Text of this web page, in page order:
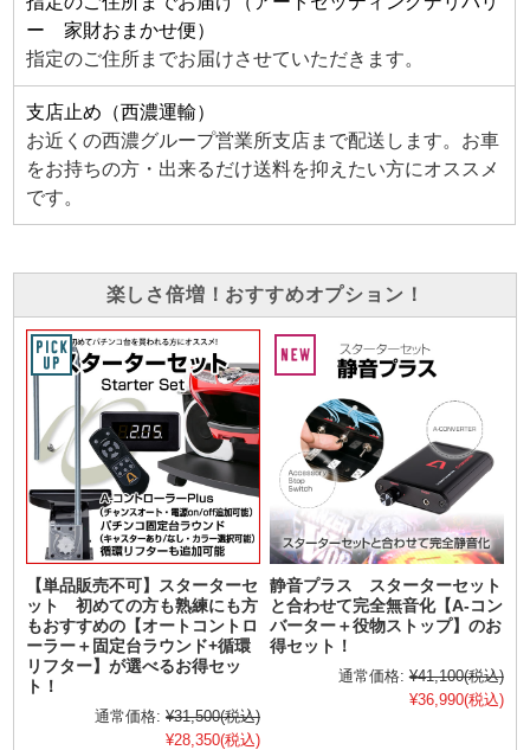
ー 家財おまかせ便）
指定のご住所までお届けさせていただきます。
支店止め（西濃運輸）
お近くの西濃グループ営業所支店まで配送します。お車
をお持ちの方・出来るだけ送料を抑えたい方にオススメ
です。
楽しさ倍増！おすすめオプション！
【単品販売不可】スターターセ
ット 初めての方も熟練にも方
もおすすめの【オートコントロ
ーラー＋固定台ラウンド+循環
リフター】が選べるお得セッ
ト！
通常価格: ¥31,500(税込)
¥28,350(税込)
静音プラス スターターセット
と合わせて完全無音化【A-コン
バーター＋役物ストップ】のお
得セット！
通常価格: ¥41,100(税込)
¥36,990(税込)